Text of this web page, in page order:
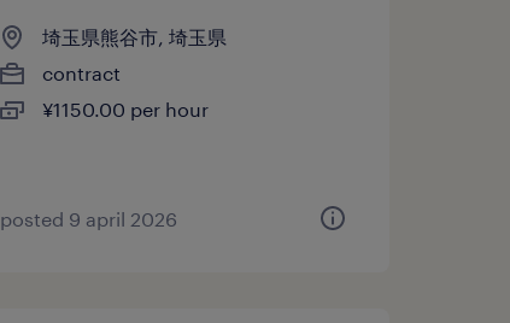
埼玉県熊谷市, 埼玉県
contract
¥1150.00 per hour
posted 9 april 2026